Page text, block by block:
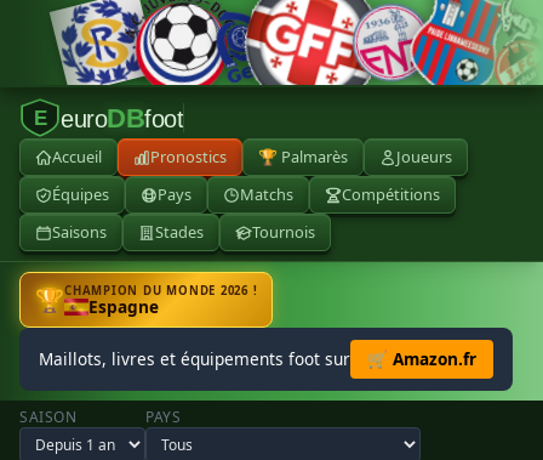
E euroDBfoot
Accueil Pronostics 🏆 Palmarès
Joueurs
Équipes
Pays Matchs
Compétitions
Saisons
Stades Tournois
🏆CHAMPION DU MONDE 2026 !
Espagne
Maillots, livres et équipements foot sur 🛒 Amazon.fr
SAISON PAYS